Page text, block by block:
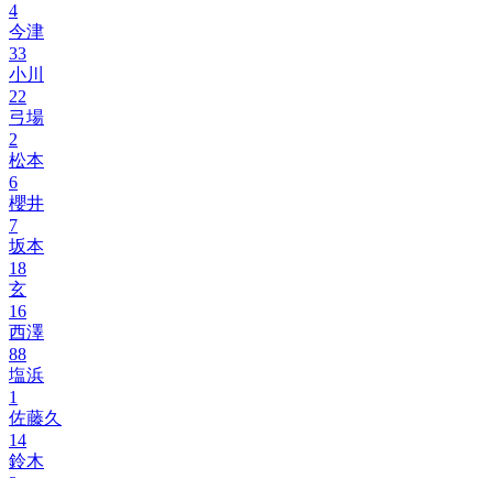
4
今津
33
小川
22
弓場
2
松本
6
櫻井
7
坂本
18
玄
16
西澤
88
塩浜
1
佐藤久
14
鈴木